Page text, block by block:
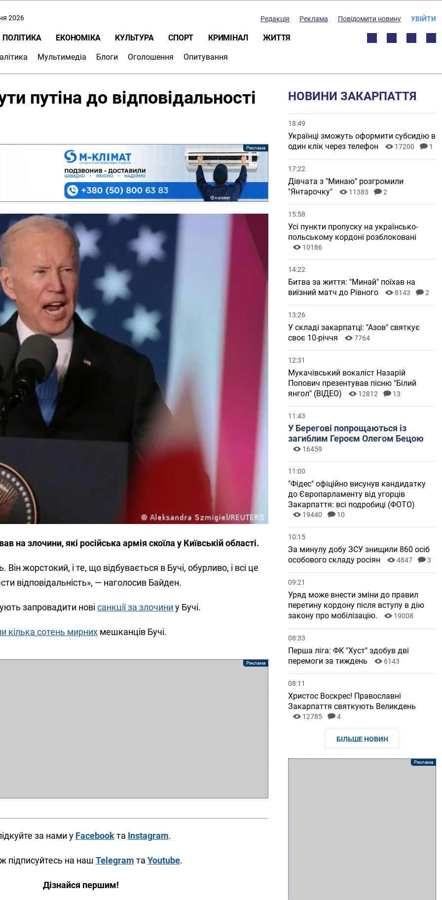
2026 Редакція Реклама Повідомити новину УВІЙТИ
ПОЛІТИКА ЕКОНОМІКА КУЛЬТУРА СПОРТ КРИМІНАЛ ЖИТТЯ
Мультимедіа Блоги Оголошення Опитування
путіна до відповідальності
на злочини, які російська армія скоїла у Київській області.
Він жорстокий, і те, що відбувається в Бучі, обурливо, і всі це
відповідальність», — наголосив Байден.
запровадити нові санкції за злочини у Бучі.
кілька сотень мирних мешканців Бучі.
за нами у Facebookта Instagram.
підписуйтесь на наш Telegram та Youtube.
Дізнайся першим!
НОВИНИ ЗАКАРПАТТЯ
18:49
Українці зможуть оформити субсидію в
один клік через телефон
17200 1
17:22
Дівчата з "Минаю" розгромили
"Янтарочку"
11383 2
15:58
Усі пункти пропуску на українсько-
польському кордоні розблоковані
10186
14:22
Битва за життя: "Минай" поїхав на
виїзний матч до Рівного
8143 2
13:26
У складі закарпатці: "Азов" святкує
своє 10-річчя
7764
12:31
Мукачівський вокаліст Назарій
Попович презентував пісню "Білий
янгол" (ВІДЕО)
12812 13
11:43
У Берегові попрощаються із
загиблим Героєм Олегом Бецою
16459
11:00
"Фідес" офіційно висунув кандидатку
до Європарламенту від угорців
Закарпаття: всі подробиці (ФОТО)
19440 10
10:15
За минулу добу ЗСУ знищили 860 осіб
особового складу росіян
4847 3
09:21
Уряд може внести зміни до правил
перетину кордону після вступу в дію
закону про мобілізацію.
19008
08:33
Перша ліга: ФК "Хуст" здобув дві
перемоги за тиждень
6143
08:11
Христос Воскрес! Православні
Закарпаття святкують Великдень
12785 4
БІЛЬШЕ НОВИН